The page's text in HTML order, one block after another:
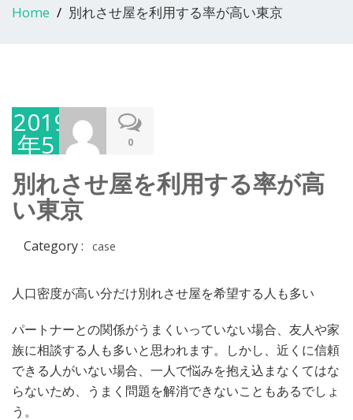
Home 別れさせ屋を利用する率が高い東京
2019
年5
月
30
日
0
別れさせ屋を利用する率が高
い東京
Category : case
人口密度が高い分だけ別れさせ屋を希望する人も多い
パートナーとの関係がうまくいっていない場合、友人や家
族に相談する人も多いと思われます。しかし、近くに信頼
できる人がいない場合、一人で悩みを抱え込まなくてはな
らないため、うまく問題を解消できないこともあるでしょ
う。